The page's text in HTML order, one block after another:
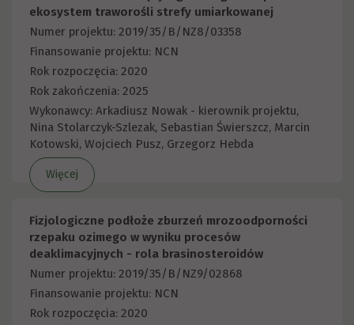
ekosystem traworośli strefy umiarkowanej
Numer projektu: 2019/35/B/NZ8/03358
Finansowanie projektu: NCN
Rok rozpoczęcia: 2020
Rok zakończenia: 2025
Wykonawcy: Arkadiusz Nowak - kierownik projektu,
Nina Stolarczyk-Szlezak, Sebastian Świerszcz, Marcin
Kotowski, Wojciech Pusz, Grzegorz Hebda
Więcej
Fizjologiczne podłoże zburzeń mrozoodporności
rzepaku ozimego w wyniku procesów
deaklimacyjnych - rola brasinosteroidów
Numer projektu: 2019/35/B/NZ9/02868
Finansowanie projektu: NCN
Rok rozpoczęcia: 2020